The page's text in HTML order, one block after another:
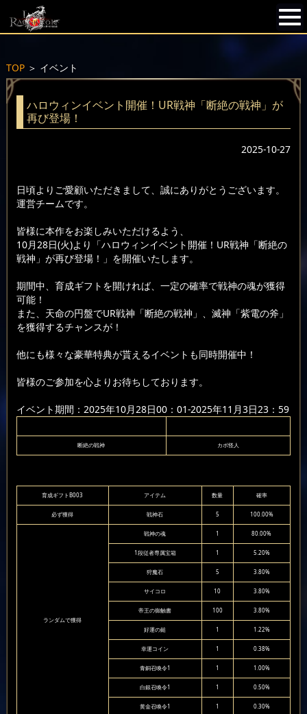
TOP＞ イベント
ハロウィンイベント開催！UR戦神「断絶の戦神」が
再び登場！
2025-10-27
日頃よりご愛顧いただきまして、誠にありがとうございます。
運営チームです。
皆様に本作をお楽しみいただけるよう、
10月28日(火)より「ハロウィンイベント開催！UR戦神「断絶の
戦神」が再び登場！」を開催いたします。
期間中、育成ギフトを開ければ、一定の確率で戦神の魂が獲得
可能！
また、天命の円盤でUR戦神「断絶の戦神」、滅神「紫電の斧」
を獲得するチャンスが！
他にも様々な豪華特典が貰えるイベントも同時開催中！
皆様のご参加を心よりお待ちしております。
イベント期間：2025年10月28日00：01-2025年11月3日23：59
断絶の戦神 カボ怪人
育成ギフトB003 アイテム 数量 確率
必ず獲得 戦神石 5 100.00%
ランダムで獲得
戦神の魂 1 80.00%
1段従者専属宝箱 1 5.20%
狩魔石 5 3.80%
サイコロ 10 3.80%
帝王の御触書 100 3.80%
好運の鎚 1 1.22%
幸運コイン 1 0.38%
青銅召喚令1 1 1.00%
白銀召喚令1 1 0.50%
黄金召喚令1 1 0.30%